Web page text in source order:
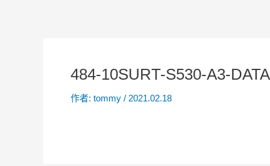
484-10SURT-S530-A3-
作者: tommy / 2021.02.18